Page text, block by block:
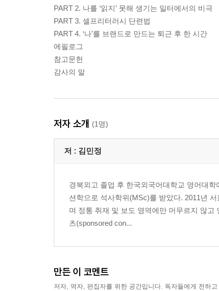
PART 2. 나를 ‘읽지’ 못해 생기는 일터에서의 비극
PART 3. 셀프리터러시 단련법
PART 4. ‘나’를 브랜드로 만드는 퇴근 후 한 시간
에필로그
참고문헌
감사의 말
저자 소개 (1명)
저 : 김민정
경북외고 졸업 후 한국외국어대학교 영어대
션학으로 석사학위(MSc)를 받았다. 2011년
며 정통 취재 및 보도 영역에만 머무르지 않고
츠(sponsored con...
만든 이 코멘트
저자, 역자, 편집자를 위한 공간입니다. 독자들에게 전하